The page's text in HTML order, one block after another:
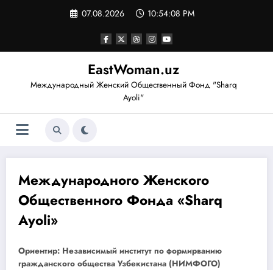
07.08.2026 10:54:08 PM
EastWoman.uz
Международный Женский Общественный Фонд "Sharq
Ayoli"
Международного Женского
Общественного Фонда «Sharq
Ayoli»
Ориентир: Независимый институт по формирванию
гражданского общества Узбекистана (НИМФОГО)